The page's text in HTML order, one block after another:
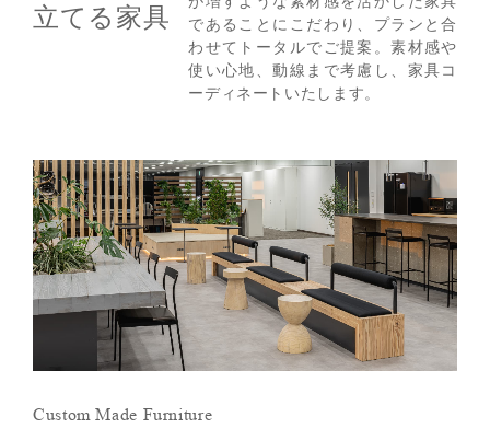
立てる家具
であることにこだわり、プランと合
わせてトータルでご提案。素材感や
使い心地、動線まで考慮し、家具コ
ーディネートいたします。
Custom Made Furniture